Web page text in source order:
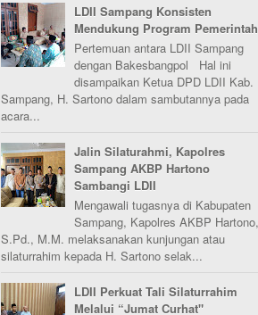
LDII Sampang Konsisten
Mendukung Program Pemerintah
Pertemuan antara LDII Sampang
dengan Bakesbangpol Hal ini
disampaikan Ketua DPD LDII Kab.
Sampang, H. Sartono dalam sambutannya pada
acara...
Jalin Silaturahmi, Kapolres
Sampang AKBP Hartono
Sambangi LDII
Mengawali tugasnya di Kabupaten
Sampang, Kapolres AKBP Hartono,
S.Pd., M.M. melaksanakan kunjungan atau
silaturrahim kepada H. Sartono selak...
LDII Perkuat Tali Silaturrahim
Melalui “Jumat Curhat"